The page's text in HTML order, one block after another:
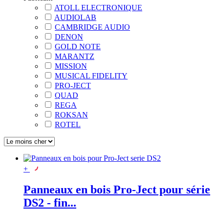
ATOLL ELECTRONIQUE
AUDIOLAB
CAMBRIDGE AUDIO
DENON
GOLD NOTE
MARANTZ
MISSION
MUSICAL FIDELITY
PRO-JECT
QUAD
REGA
ROKSAN
ROTEL
+
Panneaux en bois Pro-Ject pour série
DS2 - fin...